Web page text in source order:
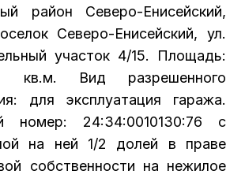
район Северо-Енисейский,
Северо-Енисейский, ул.
участок 4/15. Площадь:
Вид разрешенного
для эксплуатация гаража.
номер: 24:34:0010130:76 с
на ней 1/2 долей в праве
собственности на нежилое